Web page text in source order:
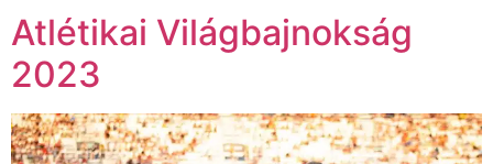
Atlétikai Világbajnokság
2023